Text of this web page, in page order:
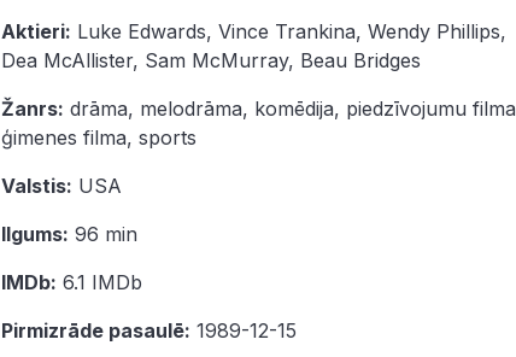
Aktieri: Luke Edwards, Vince Trankina, Wendy Phillips,
Dea McAllister, Sam McMurray, Beau Bridges
Žanrs: drāma, melodrāma, komēdija, piedzīvojumu filma
ģimenes filma, sports
Valstis: USA
Ilgums: 96 min
IMDb: 6.1 IMDb
Pirmizrāde pasaulē: 1989-12-15